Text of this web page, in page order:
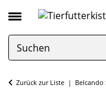
Zurück zur Liste Belcando